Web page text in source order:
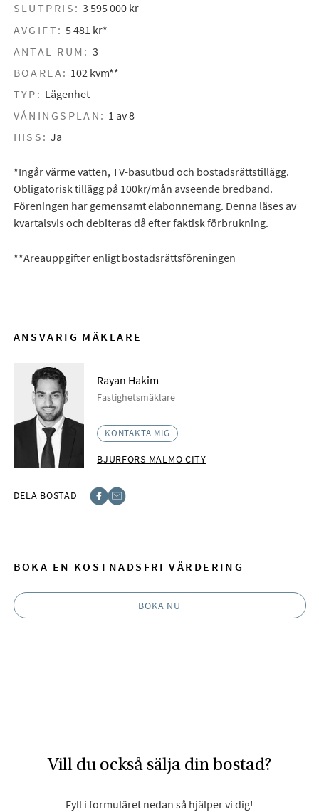
SLUTPRIS: 3 595 000 kr
AVGIFT: 5 481 kr*
ANTAL RUM: 3
BOAREA: 102 kvm**
TYP: Lägenhet
VÅNINGSPLAN: 1 av 8
HISS: Ja
*Ingår värme vatten, TV-basutbud och bostadsrättstillägg.
Obligatorisk tillägg på 100kr/mån avseende bredband.
Föreningen har gemensamt elabonnemang. Denna läses av
kvartalsvis och debiteras då efter faktisk förbrukning.
**Areauppgifter enligt bostadsrättsföreningen
ANSVARIG MÄKLARE
Rayan Hakim
Fastighetsmäklare
KONTAKTA MIG
BJURFORS MALMÖ CITY
DELA BOSTAD
BOKA EN KOSTNADSFRI VÄRDERING
BOKA NU
Vill du också sälja din bostad?
Fyll i formuläret nedan så hjälper vi dig!